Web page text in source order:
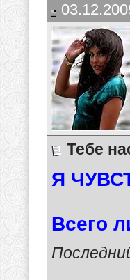
Тебе
Я
Всего